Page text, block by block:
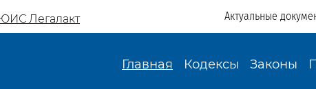
Легалакт Актуальные
Главная Кодексы Законы